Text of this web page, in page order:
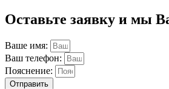
Оставьте заявку и мы
Ваше имя:
Ваш телефон:
Пояснение:
Отправить